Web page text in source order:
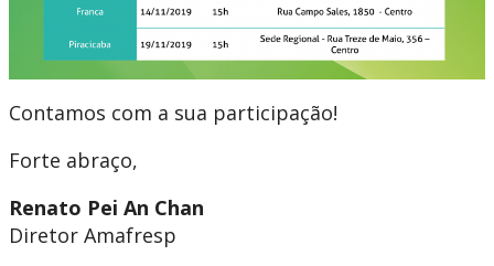
Contamos com a sua participação!
Forte abraço,
Renato Pei An Chan
Diretor Amafresp